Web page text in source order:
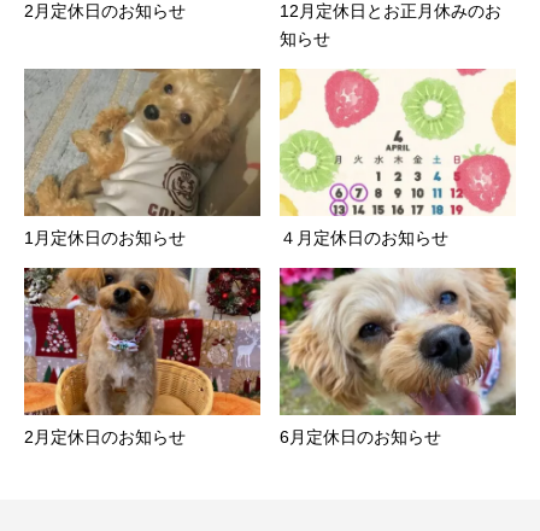
2月定休日のお知らせ
12月定休日とお正月休みのお
知らせ
1月定休日のお知らせ ４月定休日のお知らせ
2月定休日のお知らせ 6月定休日のお知らせ